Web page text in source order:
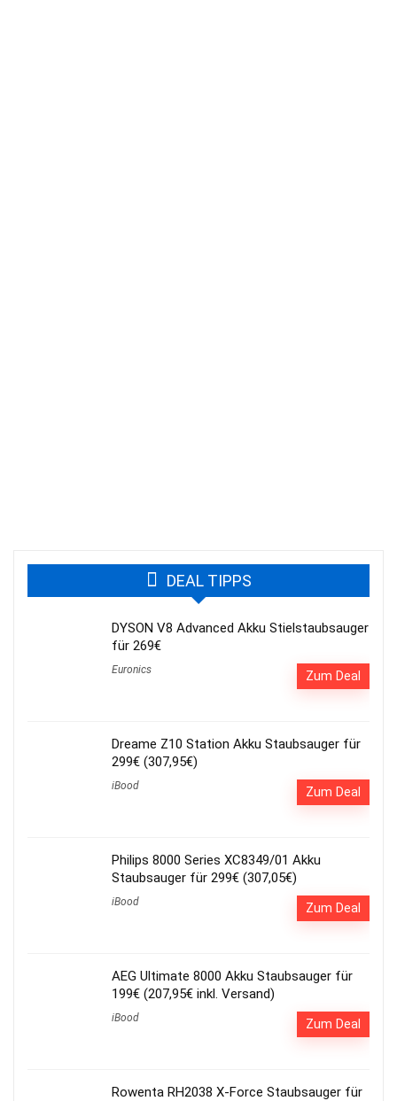
DEAL TIPPS
DYSON V8 Advanced Akku Stielstaubsauger
für 269€
Euronics Zum Deal
Dreame Z10 Station Akku Staubsauger für
299€ (307,95€)
iBood Zum Deal
Philips 8000 Series XC8349/01 Akku
Staubsauger für 299€ (307,05€)
iBood Zum Deal
AEG Ultimate 8000 Akku Staubsauger für
199€ (207,95€ inkl. Versand)
iBood Zum Deal
Rowenta RH2038 X-Force Staubsauger für